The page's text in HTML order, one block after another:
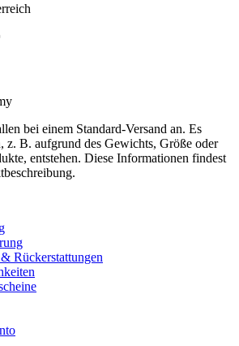
bei einem Standard-Versand an. Es
z. B. aufgrund des Gewichts, Größe oder
entstehen. Diese Informationen findest
Rückerstattungen